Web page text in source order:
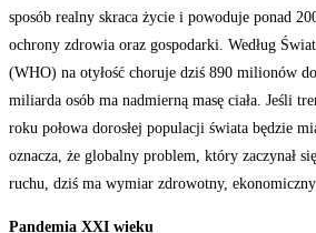
sposób realny skraca życie i powoduje ponad
ochrony zdrowia oraz gospodarki. Według
(WHO) na otyłość choruje dziś 890 milionów
miliarda osób ma nadmierną masę ciała. Jeśli
roku połowa dorosłej populacji świata będzie
oznacza, że globalny problem, który zaczynał
ruchu, dziś ma wymiar zdrowotny,
Pandemia XXI wieku